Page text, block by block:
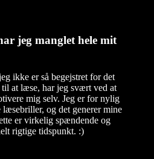
jeg manglet hele mit
ikke er så begejstret for det
at læse, har jeg svært ved at
mig selv. Jeg er for nylig
læsebriller, og det generer mine
er virkelig spændende og
rigtige tidspunkt. :)